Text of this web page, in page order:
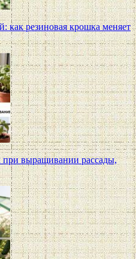
как резиновая крошка меняет
выращивании рассады,